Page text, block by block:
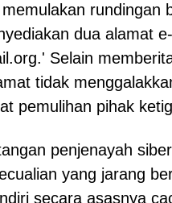
rundingan
dua alamat
Selain
tidak
pemulihan pihak
penjenayah
yang jarang
secara asasnya